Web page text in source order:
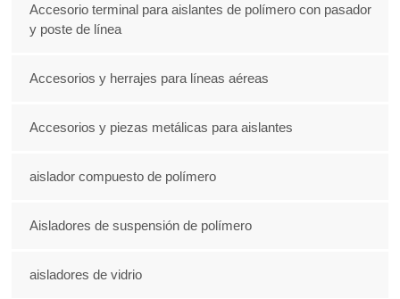
Accesorio terminal para aislantes de polímero con pasador
y poste de línea
Accesorios y herrajes para líneas aéreas
Accesorios y piezas metálicas para aislantes
aislador compuesto de polímero
Aisladores de suspensión de polímero
aisladores de vidrio